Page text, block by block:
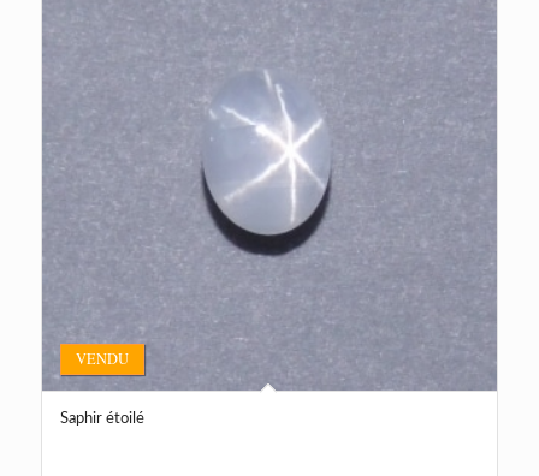
Saphir étoilé
VENDU